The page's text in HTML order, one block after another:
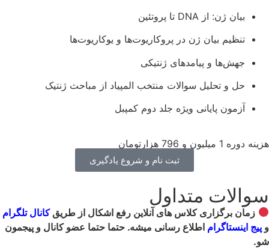
بیان ژن: از DNA تا پروتئین
تنظیم بیان ژن در پروکاریوت‌ها و یوکاریوت‌ها
جهش‌ها و پیامدهای ژنتیکی
حل و تحلیل سوالات منتخب المپیاد از مباحث ژنتیک
آزمون پایانی ویژه جلد دوم کمپبل
هزینه دوره 1 میلیون و 796 هزارتومان
ثبت نام و شروع یادگیری
سوالات متداول
زمان برگزاری کلاس های آنلاین رفع اشکال از طریقکانال تلگرام
و پیج اینستاگرام اطلاع رسانی میشه. حتما حتما عضو کانال و پیجمون
شو.